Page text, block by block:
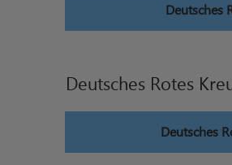
Deutsches
Deutsches Rotes
Deutsches